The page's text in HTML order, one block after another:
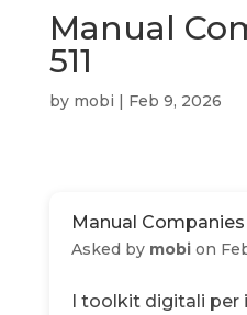
Manual
511
by mobi | Feb 9, 2026
Manual Companies
Asked by mobion
I toolkit digitali per